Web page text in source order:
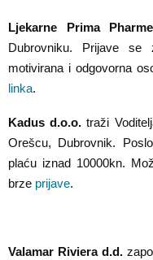
Ljekarne Prima Pharme
Dubrovniku. Prijave se
motivirana i odgovorna
linka.
Kadus d.o.o.traži
Orešcu, Dubrovnik.
plaću iznad 10000kn.
brze prijave.
Valamar Riviera d.d.